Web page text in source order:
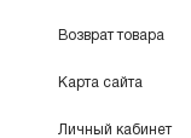
Возврат товара
Карта сайта
Личный кабинет